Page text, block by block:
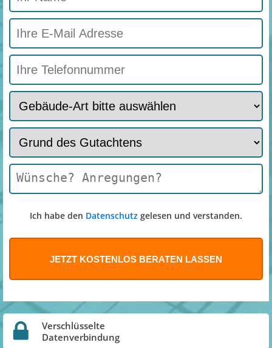
Ich habe den Datenschutz gelesen und verstanden.
Verschlüsselte
Datenverbindung